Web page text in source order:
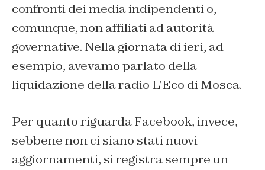
confronti dei media indipendenti o,
comunque, non affiliati ad autorità
governative. Nella giornata di ieri, ad
esempio, avevamo parlato della
liquidazione della radio L’Eco di Mosca.
Per quanto riguarda Facebook, invece,
sebbene non ci siano stati nuovi
aggiornamenti, si registra sempre un